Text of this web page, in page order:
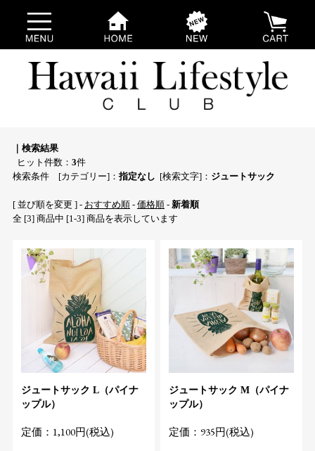
｜検索結果
ヒット件数： 3件
検索条件 [カテゴリー]： 指定なし [検索文字]： ジュートサック
[ 並び順を変更 ] - おすすめ順- 価格順- 新着順
全 [3] 商品中 [1-3] 商品を表示しています
ジュートサック L（パイナ
ップル）
定価：1,100円(税込)
ジュートサック M（パイナ
ップル）
定価：935円(税込)